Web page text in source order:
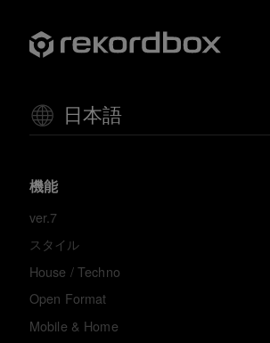
日本語
機能
ver.7
スタイル
House / Techno
Open Format
Mobile & Home